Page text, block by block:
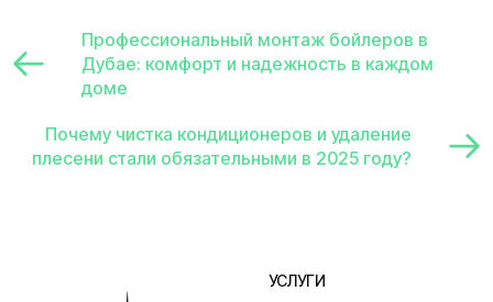
Профессиональный монтаж бойлеров в
Дубае: комфорт и надежность в каждом
доме
Почему чистка кондиционеров и удаление
плесени стали обязательными в 2025 году?
УСЛУГИ